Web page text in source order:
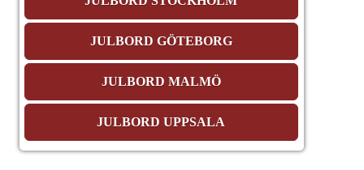
JULBORD GÖTEBORG
JULBORD MALMÖ
JULBORD UPPSALA